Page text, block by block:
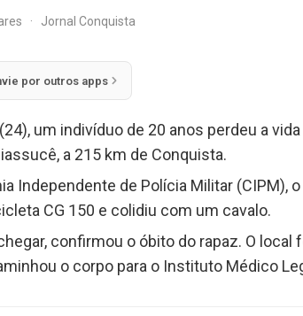
· Jornal Conquista
por outros apps
um indivíduo de 20 anos perdeu a
a 215 km de Conquista.
Independente de Polícia Militar (CIPM),
CG 150 e colidiu com um cavalo.
confirmou o óbito do rapaz. O
o corpo para o Instituto Médico